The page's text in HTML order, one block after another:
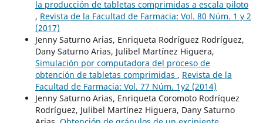
la producción de tabletas comprimidas a escala piloto
, Revista de la Facultad de Farmacia: Vol. 80 Núm. 1 y 2
(2017)
Jenny Saturno Arias, Enriqueta Rodríguez Rodríguez,
Dany Saturno Arias, Julibel Martínez Higuera,
Simulación por computadora del proceso de
obtención de tabletas comprimidas , Revista de la
Facultad de Farmacia: Vol. 77 Núm. 1y2 (2014)
Jenny Saturno Arias, Enriqueta Coromoto Rodríquez
Rodríguez, Julibel Martínez Higuera, Dany Saturno